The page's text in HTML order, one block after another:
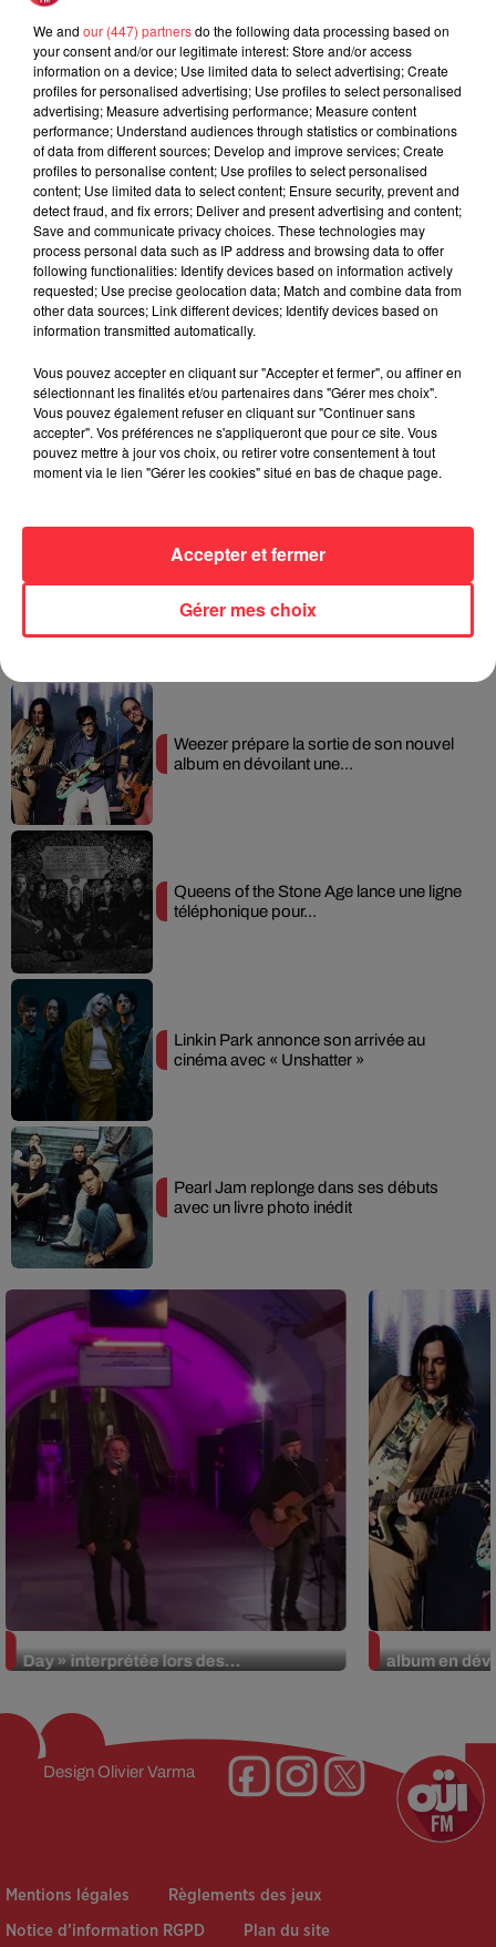
d'ailleurs. 6 Je n'ai jamais voulu être harcelée
sexuellement. C'est à cause de ça que j'étais décrite
comme difficile. Si être difficile, c'est résister à ce genre de
traitement, je veux bien le rester.
Suite à sa première sortie sur Facebook, Lars Von Trier et
Peter Aalbaek Jen sen, producteur de Dancer in the Dark, ont
réagi dans le quotidien danois Jyllands-Posten. Selon les
propos rapportés parLe Figaro, le réalisateur a répondu :«
Ce n'était pas le cas. Mais le fait est que nous n'étions
vraiment pas amis ». Le producteur a renchéri :« Nous étions
les victimes. Cette femme était plus forte que nous deux et
notre société mis ensemble. Elle dictait tout et était sur le
point de faire capoter un film à 100 millions de couronnes. »
(plus de 13 millions d'euros).
interprétée lors des...
Weezer prépare la sortie de son nouvel
album en dévoilant une...
Queens of the Stone Age lance une ligne
téléphonique pour...
Linkin Park annonce son arrivée au
cinéma avec « Unshatter »
Pearl Jam replonge dans ses débuts
avec un livre photo inédit
Day » interprétée lors des...
album en
Design Olivier Varma
Mentions légales Règlements des jeux
Notice d’information RGPD Plan du site
We and our (447) partnersdo the following data processing based on
your consent and/or our legitimate interest: Store and/or access
information on a device; Use limited data to select advertising; Create
profiles for personalised advertising; Use profiles to select personalised
advertising; Measure advertising performance; Measure content
performance; Understand audiences through statistics or combinations
of data from different sources; Develop and improve services; Create
profiles to personalise content; Use profiles to select personalised
content; Use limited data to select content; Ensure security, prevent and
detect fraud, and fix errors; Deliver and present advertising and content;
Save and communicate privacy choices. These technologies may
process personal data such as IP address and browsing data to offer
following functionalities: Identify devices based on information actively
requested; Use precise geolocation data; Match and combine data from
other data sources; Link different devices; Identify devices based on
information transmitted automatically.
Vous pouvez accepter en cliquant sur "Accepter et fermer", ou affiner en
sélectionnant les finalités et/ou partenaires dans "Gérer mes choix".
Vous pouvez également refuser en cliquant sur "Continuer sans
accepter". Vos préférences ne s'appliqueront que pour ce site. Vous
pouvez mettre à jour vos choix, ou retirer votre consentement à tout
moment via le lien "Gérer les cookies" situé en bas de chaque page.
Gérer mes choix
Accepter et fermer